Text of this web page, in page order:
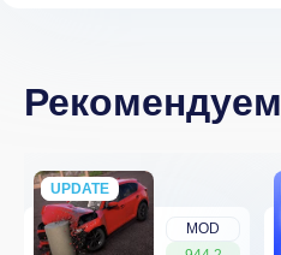
Рекомендуем
MOD
UPDATE
NEW